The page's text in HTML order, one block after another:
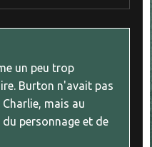
un peu trop
Burton n'avait pas
mais au
personnage et de